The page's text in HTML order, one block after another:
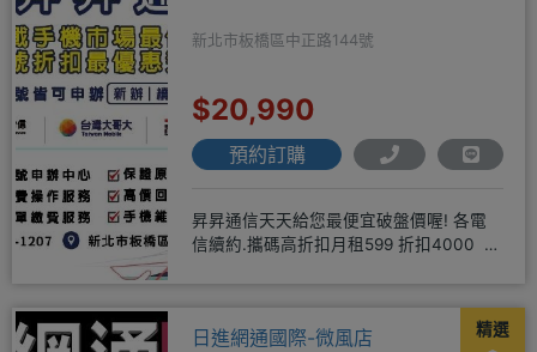
新北市板橋區中正路144號
$20,990
預約訂購
昇昇通信天天給您最便宜破盤價喔! 各電
信續約.攜碼高折扣月租599 折扣4000 月
精選
日進網通國際-微風店